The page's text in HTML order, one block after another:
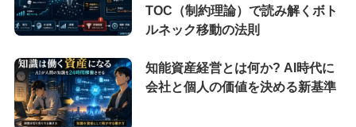
TOC（制約理論）で読み解くボト
ルネック移動の法則
知能資産経営とは何か? AI時代に
会社と個人の価値を決める新基準